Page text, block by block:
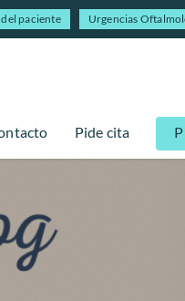
paciente Urgencias
Pide cita